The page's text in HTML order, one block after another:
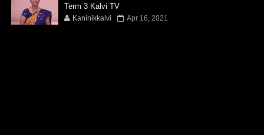
Term 3 Kalvi TV
Kaninikkalvi Apr 16, 2021